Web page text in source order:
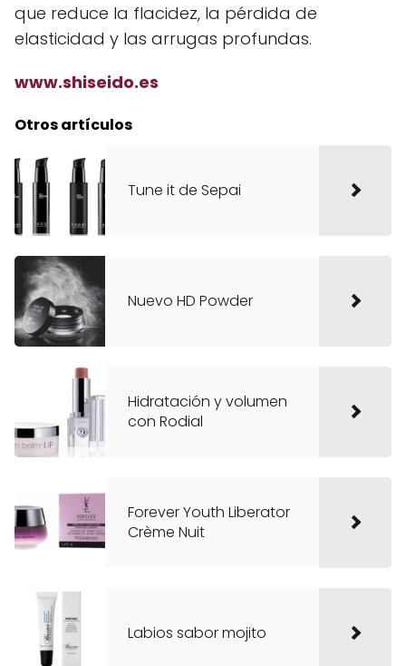
que reduce la flacidez, la pérdida de
elasticidad y las arrugas profundas.
www.shiseido.es
Otros artículos
Tune it de Sepai
Nuevo HD Powder
Hidratación y volumen
con Rodial
Forever Youth Liberator
Crème Nuit
Labios sabor mojito